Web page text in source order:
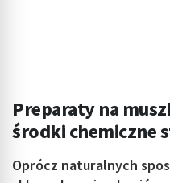
Preparaty na
środki chemiczne
Oprócz naturalnych